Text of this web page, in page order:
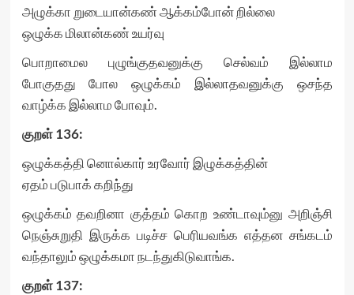
அழுக்கா றுடையான்கண் ஆக்கம்போன் றில்லை
ஒழுக்க மிலான்கண் உயர்வு
பொறாமைல புழுங்குதவனுக்கு செல்வம் இல்லாம
போகுதது போல ஒழுக்கம் இல்லாதவனுக்கு ஒசந்த
வாழ்க்க இல்லாம போவும்.
குறள் 136:
ஒழுக்கத்தி னொல்கார் உரவோர் இழுக்கத்தின்
ஏதம் படுபாக் கறிந்து
ஒழுக்கம் தவறினா குத்தம் கொற உண்டாவும்னு அறிஞ்சி
நெஞ்சுறுதி இருக்க படிச்ச பெரியவங்க எத்தன சங்கடம்
வந்தாலும் ஒழுக்கமா நடந்துகிடுவாங்க.
குறள் 137: